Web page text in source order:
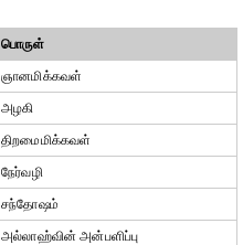
பொருள்
ஞானமிக்கவள்
அழகி
திறமைமிக்கவள்
நேர்வழி
சந்தோஷம்
அல்லாஹ்வின் அன்பளிப்பு